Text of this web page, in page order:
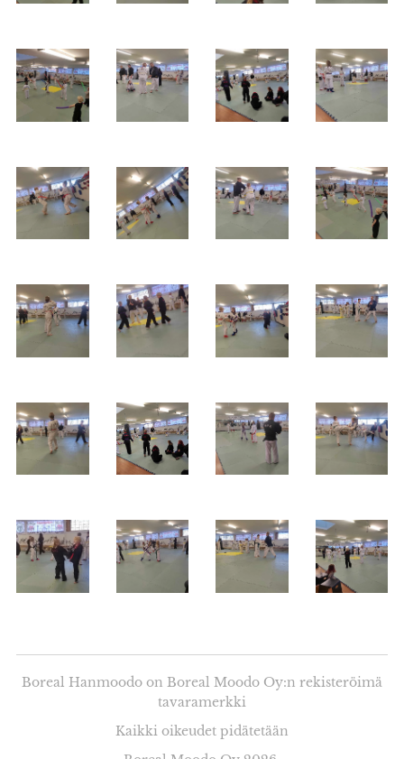
Boreal Hanmoodo on Boreal Moodo Oy:n rekisteröimä
tavaramerkki
Kaikki oikeudet pidätetään